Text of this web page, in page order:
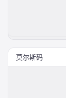
莫尔斯码